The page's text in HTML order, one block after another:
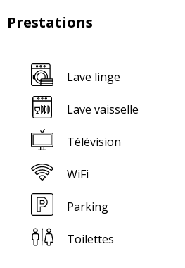
Prestations
Lave linge
Lave vaisselle
Télévision
WiFi
Parking
Toilettes